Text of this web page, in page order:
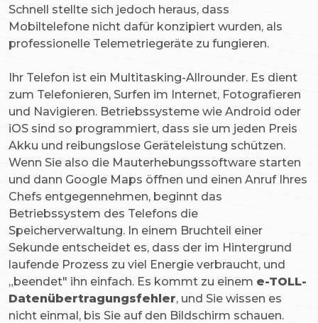
Schnell stellte sich jedoch heraus, dass
Mobiltelefone nicht dafür konzipiert wurden, als
professionelle Telemetriegeräte zu fungieren.
Ihr Telefon ist ein Multitasking-Allrounder. Es dient
zum Telefonieren, Surfen im Internet, Fotografieren
und Navigieren. Betriebssysteme wie Android oder
iOS sind so programmiert, dass sie um jeden Preis
Akku und reibungslose Geräteleistung schützen.
Wenn Sie also die Mauterhebungssoftware starten
und dann Google Maps öffnen und einen Anruf Ihres
Chefs entgegennehmen, beginnt das
Betriebssystem des Telefons die
Speicherverwaltung. In einem Bruchteil einer
Sekunde entscheidet es, dass der im Hintergrund
laufende Prozess zu viel Energie verbraucht, und
„beendet" ihn einfach. Es kommt zu einem e-TOLL-
Datenübertragungsfehler, und Sie wissen es
nicht einmal, bis Sie auf den Bildschirm schauen.